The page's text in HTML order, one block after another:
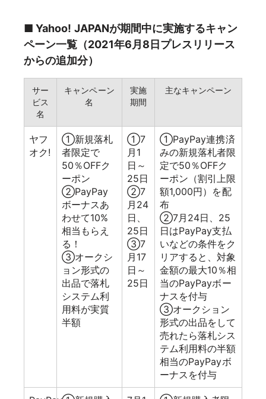
■ Yahoo! JAPANが期間中に実施するキャン
ペーン一覧（2021年6月8日プレスリリース
からの追加分）
サー
ビス
名
キャンペーン
名
実施
期間
主なキャンペーン
ヤフ
オク!
①新規落札
者限定で
50％OFFク
ーポン
②PayPay
ボーナスあ
わせて10%
相当もらえ
る！
③オークシ
ョン形式の
出品で落札
システム利
用料が実質
半額
①7
月1
日～
25日
②7
月24
日、
25日
③7
月17
日～
25日
①PayPay連携済
みの新規落札者限
定で50％OFFク
ーポン（割引上限
額1,000円）を配
布
②7月24日、25
日はPayPay支払
いなどの条件をク
リアすると、対象
金額の最大10％相
当のPayPayボー
ナスを付与
③オークション
形式の出品をして
売れたら落札シス
テム利用料の半額
相当のPayPayボ
ーナスを付与